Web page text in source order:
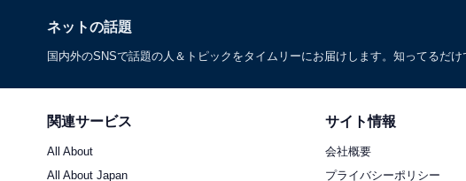
ネットの話題
国内外のSNSで話題の人＆トピックをタイムリーにお届けします。知ってるだ
関連サービス
All About
All About Japan
サイト情報
会社概要
プライバシーポリシー